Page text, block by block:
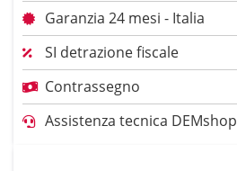
Garanzia 24 mesi - Italia
SI detrazione fiscale
Contrassegno
Assistenza tecnica DEMshop